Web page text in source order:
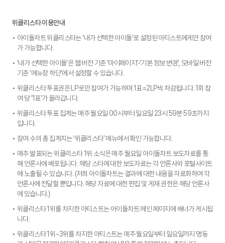
위클리스타 이용안내
아이돌차트 위클리스타는 '내가 선택한 아이돌'로 설정된 아티스트에게만 참여
가 가능합니다.
‘내가 선택한 아이돌’은 웹 버전 기준 ‘마이페이지’-‘기본 정보 변경’, 모바일 버전
기준 ‘메뉴창 하단’에서 설정할 수 있습니다.
위클리스타 투표권은 LP로만 참여가 가능하며 1표=2LP씩 차감됩니다. 1회 참
여 당 '1표'가 올라갑니다.
위클리스타 투표 집계는 매주 월요일 00시부터 일요일 23시 59분 59초까지
입니다.
참여 수의 총 집계치는 ‘위클리스타’ 메뉴에서 확인 가능합니다.
매주 발표되는 위클리스타 1위 소식은 매주 월요일 아이돌차트 보도자료를 통
해 언론사에 배포됩니다. 해당 스타에 대한 보도자료는 각 언론사와 포털사이트
에 노출될 수 있습니다. (저희 아이돌차트는 결과에 대한 내용을 자료화하여 각
언론사에 전달할 뿐입니다. 해당 자료에 대한 편집 및 게재 권한은 해당 언론사
에 있습니다.)
위클리스타 1위를 차지한 아티스트는 아이돌차트 메인 페이지에 배너가 게시됩
니다.
위클리스타 1위~3위를 차지한 아티스트는 매주 월요일부터 일요일까지 명동